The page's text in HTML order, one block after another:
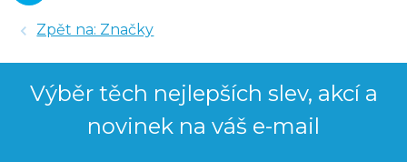
Zpět na: Značky
Výběr těch nejlepších slev, akcí a
novinek na váš e-mail